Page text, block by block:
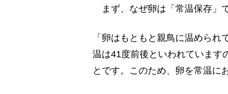
まず、なぜ卵は「常温保存」
「卵はもともと親鳥に温められ
温は41度前後といわれています
とです。このため、卵を常温に